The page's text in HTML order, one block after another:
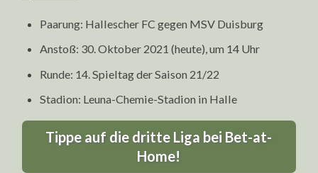
Paarung: Hallescher FC gegen MSV Duisburg
Anstoß: 30. Oktober 2021 (heute), um 14 Uhr
Runde: 14. Spieltag der Saison 21/22
Stadion: Leuna-Chemie-Stadion in Halle
Tippe auf die dritte Liga bei Bet-at-
Home!